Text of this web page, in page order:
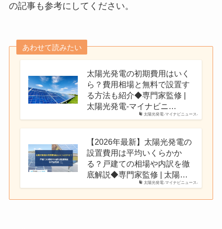
の記事も参考にしてください。
あわせて読みたい
太陽光発電-マイナビニュース-
太陽光発電の初期費用はいく
ら？費用相場と無料で設置す
る方法も紹介◆専門家監修 |
太陽光発電-マイナビニ…
太陽光発電-マイナビニュース-
【2026年最新】太陽光発電の
設置費用は平均いくらかか
る？戸建ての相場や内訳を徹
底解説◆専門家監修 | 太陽…